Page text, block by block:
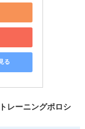
る
レーニングポロシ